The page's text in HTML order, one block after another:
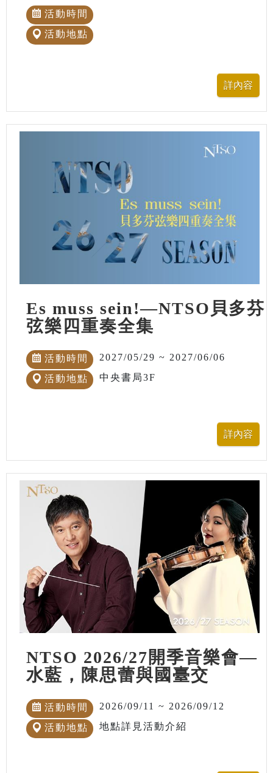
活動時間
活動地點
Es muss sein!—NTSO貝多芬
弦樂四重奏全集
活動時間 2027/05/29 ~ 2027/06/06
活動地點 中央書局3F
NTSO 2026/27開季音樂會—
水藍，陳思蕾與國臺交
活動時間 2026/09/11 ~ 2026/09/12
活動地點 地點詳見活動介紹